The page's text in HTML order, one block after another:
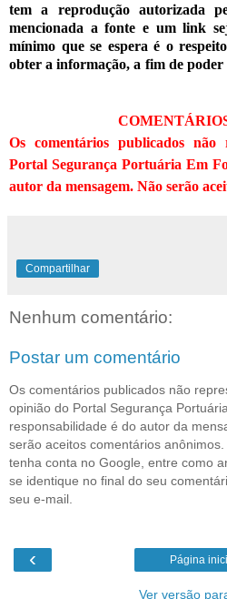
tem a reprodução autorizada
mencionada a fonte e um link
mínimo que se espera é o
obter a informação, a fim de
Os comentários publicados
Portal Segurança Portuária Em
autor da mensagem. Não serão
Compartilhar
Nenhum comentário:
Postar um comentário
Os comentários publicados não
opinião do Portal Segurança
responsabilidade é do autor da
serão aceitos comentários
tenha conta no Google, entre como
se identique no final do seu
seu e-mail.
‹ Página
Ver versão